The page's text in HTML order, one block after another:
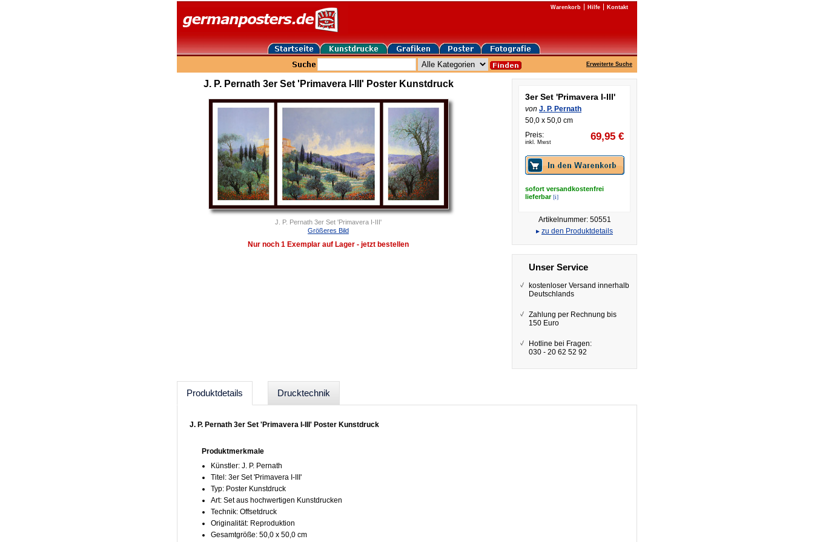
Warenkorb Hilfe Kontakt
Erweiterte Suche
J. P. Pernath 3er Set 'Primavera I-III' Poster Kunstdruck
J. P. Pernath 3er Set 'Primavera I-III'
Größeres Bild
Nur noch 1 Exemplar auf Lager - jetzt bestellen
3er Set 'Primavera I-III'
von J. P. Pernath
50,0 x 50,0 cm
Preis:
inkl. Mwst 69,95 €
sofort versandkostenfrei
lieferbar[i]
Artikelnummer: 50551
▸ zu den Produktdetails
Unser Service
kostenloser Versand innerhalb
Deutschlands
Zahlung per Rechnung bis
150 Euro
Hotline bei Fragen:
030 - 20 62 52 92
Produktdetails Drucktechnik
J. P. Pernath 3er Set 'Primavera I-III' Poster Kunstdruck
Produktmerkmale
Künstler: J. P. Pernath
Titel: 3er Set 'Primavera I-III'
Typ: Poster Kunstdruck
Art: Set aus hochwertigen Kunstdrucken
Technik: Offsetdruck
Originalität: Reproduktion
Gesamtgröße: 50,0 x 50,0 cm